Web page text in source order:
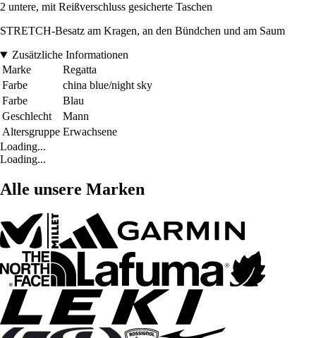
2 untere, mit Reißverschluss gesicherte Taschen
STRETCH-Besatz am Kragen, an den Bündchen und am Saum
Zusätzliche Informationen
Marke
Regatta
Farbe
china blue/night sky
Farbe
Blau
Geschlecht
Mann
Altersgruppe Erwachsene
Loading...
Loading...
Alle unsere Marken